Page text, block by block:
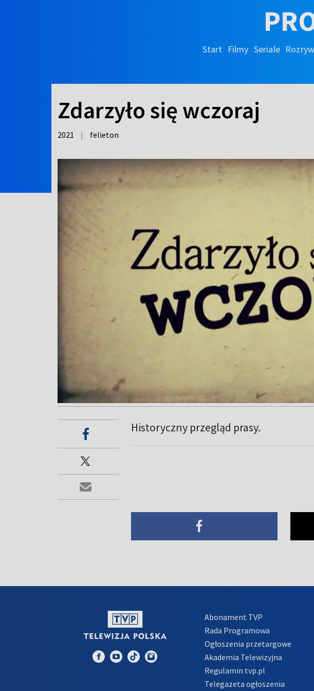
Start Filmy Seriale
Zdarzyło się wczoraj
2021 | felieton
Historyczny przegląd prasy.
Abonament TVP
Rada Programowa
Ogłoszenia przetargowe
Akademia Telewizyjna
Regulamin tvp.pl
Telegazeta ogłoszenia